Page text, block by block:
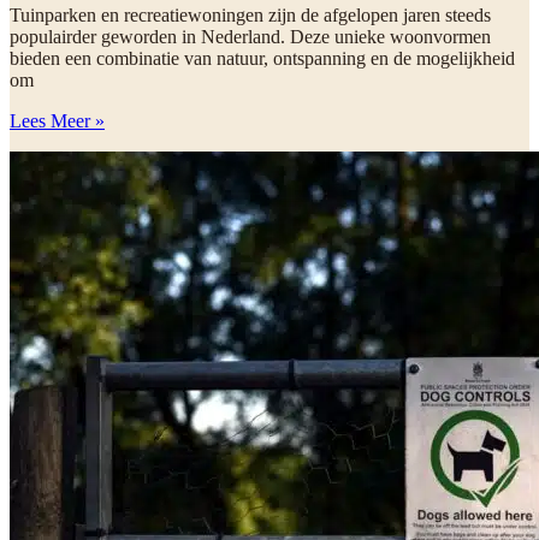
Tuinparken en recreatiewoningen zijn de afgelopen jaren steeds
populairder geworden in Nederland. Deze unieke woonvormen
bieden een combinatie van natuur, ontspanning en de mogelijkheid
om
Lees Meer »